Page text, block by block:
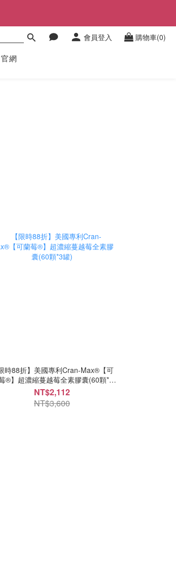
會員登入 購物車(0)
官網
時88折】美國專利Cran-Max®【可
®】超濃縮蔓越莓全素膠囊(60顆*3
罐)
NT$2,112
NT$3,600